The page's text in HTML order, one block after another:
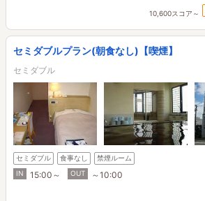
10,600スコア～
セミダブルプラン(朝食なし)【喫煙】
セミダブル
セミダブル 食事なし
禁煙ルーム
IN
15:00～ OUT ～10:00